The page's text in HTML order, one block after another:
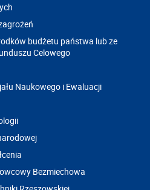
budżetu państwa lub ze
Celowego
Naukowego i Ewaluacji
Bezmiechowa